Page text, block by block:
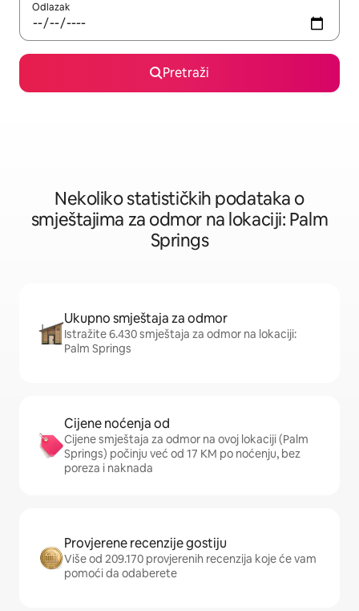
Odlazak
Pretraži
Nekoliko statističkih podataka o
smještajima za odmor na lokaciji: Palm
Springs
Ukupno smještaja za odmor
Istražite 6.430 smještaja za odmor na lokaciji:
Palm Springs
Cijene noćenja od
Cijene smještaja za odmor na ovoj lokaciji (Palm
Springs) počinju već od 17 KM po noćenju, bez
poreza i naknada
Provjerene recenzije gostiju
Više od 209.170 provjerenih recenzija koje će vam
pomoći da odaberete